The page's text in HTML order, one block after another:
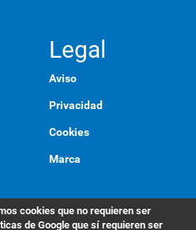
Legal
Aviso
Privacidad
Cookies
Marca
cookies que no requieren ser
de Google que sí requieren ser